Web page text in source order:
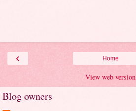
‹ Home
View web version
Blog owners